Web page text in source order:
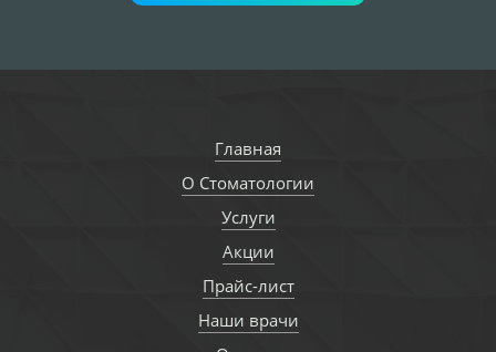
Главная
О Стоматологии
Услуги
Акции
Прайс-лист
Наши врачи